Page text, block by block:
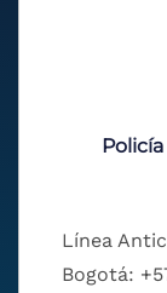
Línea
Bogotá: